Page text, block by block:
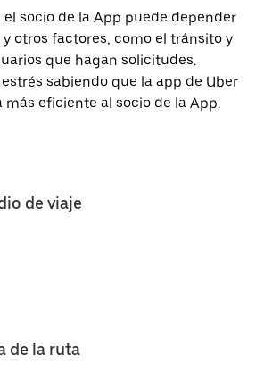
socio de la App puede depender
otros factores, como el tránsito y
que hagan solicitudes.
sabiendo que la app de Uber
más eficiente al socio de la App.
de viaje
de la ruta